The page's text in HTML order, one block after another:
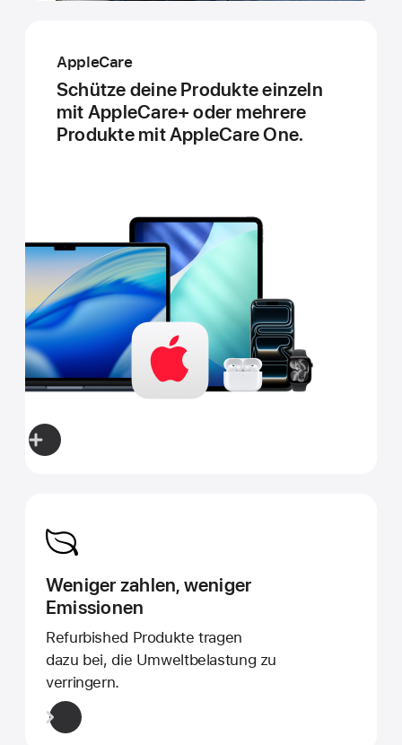
AppleCare
Schütze deine Produkte einzeln
mit AppleCare+ oder mehrere
Produkte mit AppleCare One.
Weniger zahlen, weniger
Emissionen
Refurbished Produkte tragen
dazu bei, die Umweltbelastung zu
verringern.